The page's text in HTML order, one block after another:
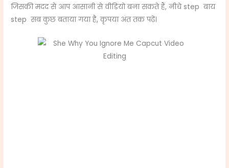
जिसकी मदद से आप आसानी से वीडियो बना सकते हैं, नीचे step बाय
step सब कुछ बताया गया है, कृपया अंत तक पढ़ें।